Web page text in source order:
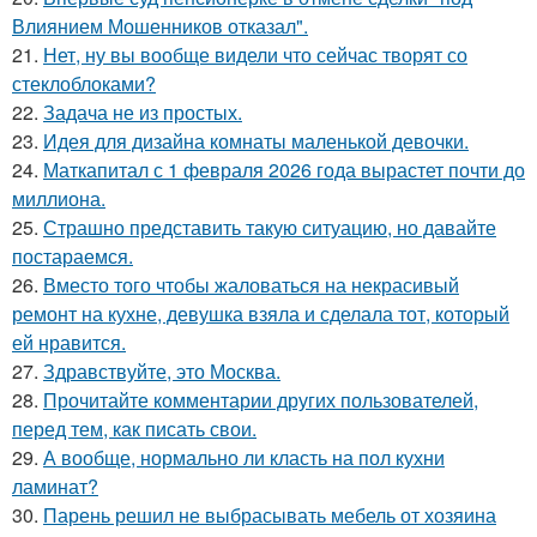
Влиянием Мошенников отказал".
21. Нет, ну вы вообще видели что сейчас творят со
стеклоблоками?
22. Задача не из простых.
23. Идея для дизайна комнаты маленькой девочки.
24. Маткапитал с 1 февраля 2026 года вырастет почти до
миллиона.
25. Страшно представить такую ситуацию, но давайте
постараемся.
26. Вместо того чтобы жаловаться на некрасивый
ремонт на кухне, девушка взяла и сделала тот, который
ей нравится.
27. Здравствуйте, это Москва.
28. Прочитайте комментарии других пользователей,
перед тем, как писать свои.
29. А вообще, нормально ли класть на пол кухни
ламинат?
30. Парень решил не выбрасывать мебель от хозяина